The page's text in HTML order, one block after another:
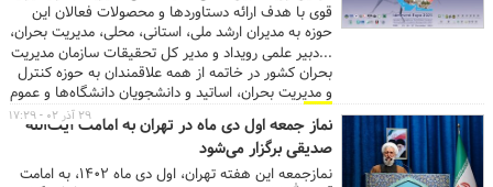
قوی با هدف ارائه دستاوردها و محصولات فعالان این
حوزه به مدیران ارشد ملی، استانی، محلی، مدیریت بحران،
دست‌اندرکاران و متخصصان علمی و اجرایی از چهارم تا
ششم دی ماه ۱۴۰۲ در مصلای امام خمینی(ره) تهران
برگزار می‌شود.
...دبیر علمی رویداد و مدیر کل تحقیقات سازمان مدیریت
بحران کشور در خاتمه از همه علاقمندان به حوزه کنترل
و مدیریت بحران، اساتید و دانشجویان دانشگاه‌ها و عموم
مردم
دعوت کرد تا از این نمایشگاه بازدید کنند. وی تاکید
کرد: دومین رویداد مدیریت بحران ایران قوی ۱۴۰۲
متخصصان مدیریت بحران را قادر می‌سازد تا نظرات خود
را با تصمیم گیرندگان کلیدی سازمان‌های مهم و نهادهای
نماز جمعه اول دی ماه در تهران به امامت آیت‌الله
صدیقی برگزار می‌شود
نمازجمعه این هفته تهران، اول دی ماه ۱۴۰۲، به امامت
۲۹ آذر ۰۲ - ۱۷:۲۹